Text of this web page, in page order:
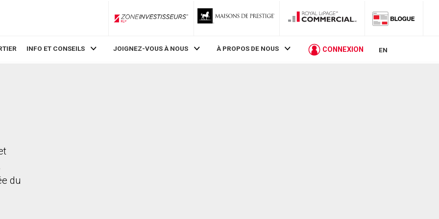
ZoneInvestisseurs RLP
INFO ET CONSEILS JOIGNEZ-VOUS À NOUS À PROPOS DE NOUS CONNEXION EN
du